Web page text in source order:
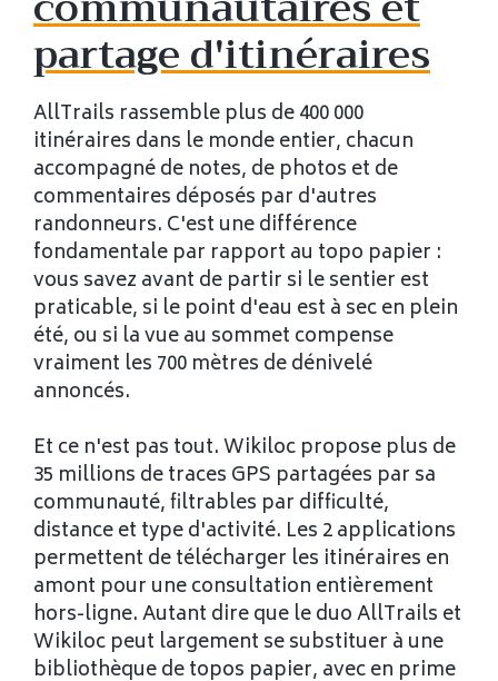
partage d'itinéraires
AllTrails rassemble plus de 400 000
itinéraires dans le monde entier, chacun
accompagné de notes, de photos et de
commentaires déposés par d'autres
randonneurs. C'est une différence
fondamentale par rapport au topo papier :
vous savez avant de partir si le sentier est
praticable, si le point d'eau est à sec en plein
été, ou si la vue au sommet compense
vraiment les 700 mètres de dénivelé
annoncés.
Et ce n'est pas tout. Wikiloc propose plus de
35 millions de traces GPS partagées par sa
communauté, filtrables par difficulté,
distance et type d'activité. Les 2 applications
permettent de télécharger les itinéraires en
amont pour une consultation entièrement
hors-ligne. Autant dire que le duo AllTrails et
Wikiloc peut largement se substituer à une
bibliothèque de topos papier, avec en prime